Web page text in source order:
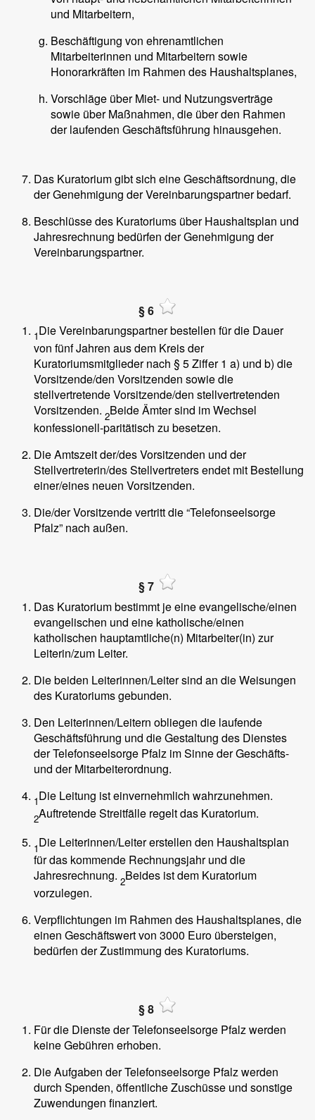
und Mitarbeitern,
Beschäftigung von ehrenamtlichen
Mitarbeiterinnen und Mitarbeitern sowie
Honorarkräften im Rahmen des Haushaltsplanes,
Vorschläge über Miet- und Nutzungsverträge
sowie über Maßnahmen, die über den Rahmen
der laufenden Geschäftsführung hinausgehen.
Das Kuratorium gibt sich eine Geschäftsordnung, die
der Genehmigung der Vereinbarungspartner bedarf.
Beschlüsse des Kuratoriums über Haushaltsplan und
Jahresrechnung bedürfen der Genehmigung der
Vereinbarungspartner.
§ 6
1Die Vereinbarungspartner bestellen für die Dauer
von fünf Jahren aus dem Kreis der
Kuratoriumsmitglieder nach § 5 Ziffer 1 a) und b) die
Vorsitzende/den Vorsitzenden sowie die
stellvertretende Vorsitzende/den stellvertretenden
Vorsitzenden. 2Beide Ämter sind im Wechsel
konfessionell-paritätisch zu besetzen.
Die Amtszeit der/des Vorsitzenden und der
Stellvertreterin/des Stellvertreters endet mit Bestellung
einer/eines neuen Vorsitzenden.
Die/der Vorsitzende vertritt die “Telefonseelsorge
Pfalz” nach außen.
§ 7
Das Kuratorium bestimmt je eine evangelische/einen
evangelischen und eine katholische/einen
katholischen hauptamtliche(n) Mitarbeiter(in) zur
Leiterin/zum Leiter.
Die beiden Leiterinnen/Leiter sind an die Weisungen
des Kuratoriums gebunden.
Den Leiterinnen/Leitern obliegen die laufende
Geschäftsführung und die Gestaltung des Dienstes
der Telefonseelsorge Pfalz im Sinne der Geschäfts-
und der Mitarbeiterordnung.
1Die Leitung ist einvernehmlich wahrzunehmen.
2Auftretende Streitfälle regelt das Kuratorium.
1Die Leiterinnen/Leiter erstellen den Haushaltsplan
für das kommende Rechnungsjahr und die
Jahresrechnung. 2Beides ist dem Kuratorium
vorzulegen.
Verpflichtungen im Rahmen des Haushaltsplanes, die
einen Geschäftswert von 3000 Euro übersteigen,
bedürfen der Zustimmung des Kuratoriums.
§ 8
Für die Dienste der Telefonseelsorge Pfalz werden
keine Gebühren erhoben.
Die Aufgaben der Telefonseelsorge Pfalz werden
durch Spenden, öffentliche Zuschüsse und sonstige
Zuwendungen finanziert.